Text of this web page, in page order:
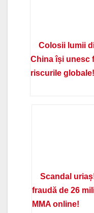
Colosii lumii
China își unesc
riscurile globale!
Scandal
fraudă de 26
MMA online!